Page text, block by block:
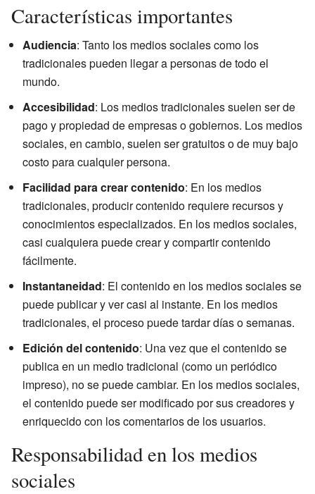
Características importantes
Audiencia: Tanto los medios sociales como los
tradicionales pueden llegar a personas de todo el
mundo.
Accesibilidad: Los medios tradicionales suelen ser de
pago y propiedad de empresas o gobiernos. Los medios
sociales, en cambio, suelen ser gratuitos o de muy bajo
costo para cualquier persona.
Facilidad para crear contenido: En los medios
tradicionales, producir contenido requiere recursos y
conocimientos especializados. En los medios sociales,
casi cualquiera puede crear y compartir contenido
fácilmente.
Instantaneidad: El contenido en los medios sociales se
puede publicar y ver casi al instante. En los medios
tradicionales, el proceso puede tardar días o semanas.
Edición del contenido: Una vez que el contenido se
publica en un medio tradicional (como un periódico
impreso), no se puede cambiar. En los medios sociales,
el contenido puede ser modificado por sus creadores y
enriquecido con los comentarios de los usuarios.
Responsabilidad en los medios
sociales